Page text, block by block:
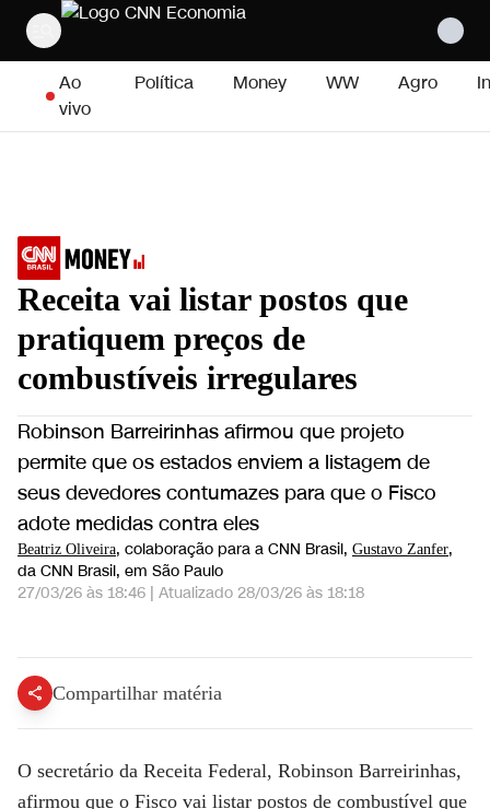
Pular para o conteúdo
Ao
vivo
Política Money WW Agro
Receita vai listar postos que
pratiquem preços de
combustíveis irregulares
Robinson Barreirinhas afirmou que projeto
permite que os estados enviem a listagem de
seus devedores contumazes para que o Fisco
adote medidas contra eles
Beatriz Oliveira, colaboração para a CNN Brasil, Gustavo Zanfer,
da CNN Brasil, em São Paulo
27/03/26 às 18:46 | Atualizado 28/03/26 às 18:18
Receita listará postos que pratiquem preços de combustíveis irregulares no Brasil | AGORA CNN
Compartilhar matéria
O secretário da Receita Federal, Robinson Barreirinhas,
afirmou que o Fisco vai listar postos de combustível que